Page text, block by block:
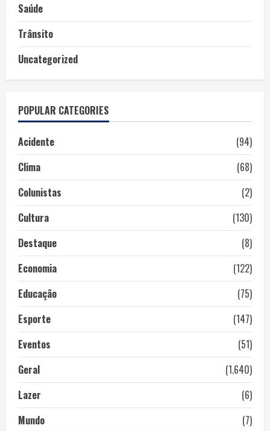
Saúde
Trânsito
Uncategorized
POPULAR CATEGORIES
Acidente
(94)
Clima
(68)
Colunistas
(2)
Cultura
(130)
Destaque
(8)
Economia
(122)
Educação
(75)
Esporte
(147)
Eventos
(51)
Geral
(1.640)
Lazer
(6)
Mundo
(7)